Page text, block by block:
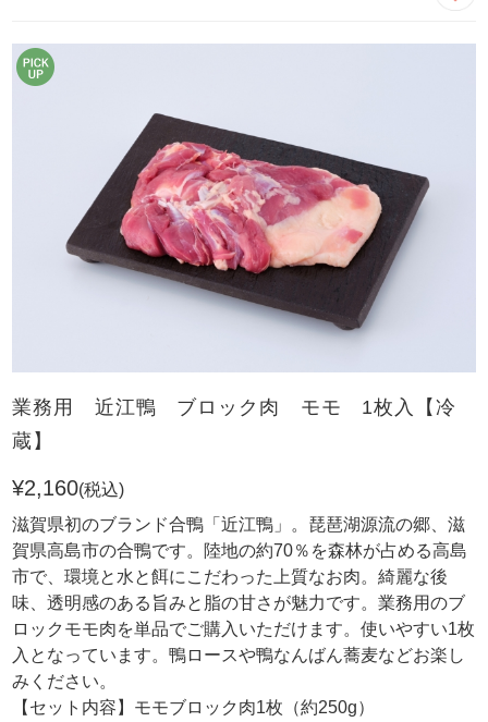
業務用 近江鴨 ブロック肉 モモ 1枚入【冷
蔵】
¥2,160(税込)
滋賀県初のブランド合鴨「近江鴨」。琵琶湖源流の郷、滋
賀県高島市の合鴨です。陸地の約70％を森林が占める高島
市で、環境と水と餌にこだわった上質なお肉。綺麗な後
味、透明感のある旨みと脂の甘さが魅力です。業務用のブ
ロックモモ肉を単品でご購入いただけます。使いやすい1枚
入となっています。鴨ロースや鴨なんばん蕎麦などお楽し
みください。
【セット内容】モモブロック肉1枚（約250g）